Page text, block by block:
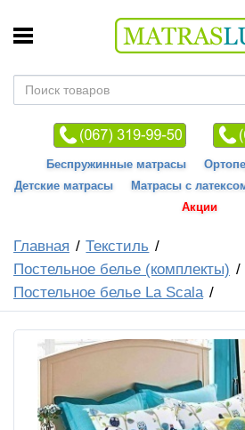
Беспружинные матрасы
Детские матрасы
Матрасы с
Акции
Главная
Текстиль
Постельное белье (комплекты)
Постельное белье La Scala